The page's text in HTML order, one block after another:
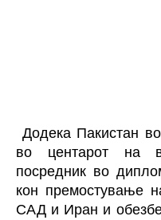
Додека Пакистан
во центарот на
посредник во
кон премостување
САД и Иран и